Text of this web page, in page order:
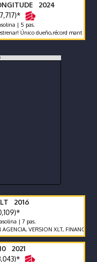
2024
| 5 pas.
Único dueño,récord mant
2016
| 7 pas.
VERSION XLT,
2021